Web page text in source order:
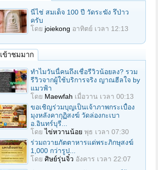
นี่ไช่ สมเด็จ 100 ปี วัดระฆัง รึป่าว
ครับ
โดย joiekong อาทิตย์ เวลา 12:13
เข้าชมมาก
ทำไมวันนี้คนถึงเชื่อรีวิวน้อยลง? รวม
รีวิวจากผู้ใช้บริการจริง ญาณฮีลใจ by
แมวฟ้า
โดย Maewfah เมื่อวาน เวลา 00:13
ขอเชิญร่วมบุญเป็นเจ้าภาพกระเบื้อง
มุงหลังคากุฏิสงฆ์ วัดล่องกะเบา
อ.อินทร์บุรี...
โดยไข่หวานน้อย พุธ เวลา 07:30
ร่วมถวายภัตตาหารแด่พระภิกษุสงฆ์
1,000 กว่ารูป...
โดย ศิษย์รุ่นจิ๋ว อังคาร เวลา 22:07